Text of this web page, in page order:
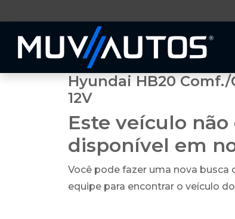
Hyundai HB20 Comf./
12V
Este veículo não
disponível em
Você pode fazer uma nova
equipe para encontrar o veículo